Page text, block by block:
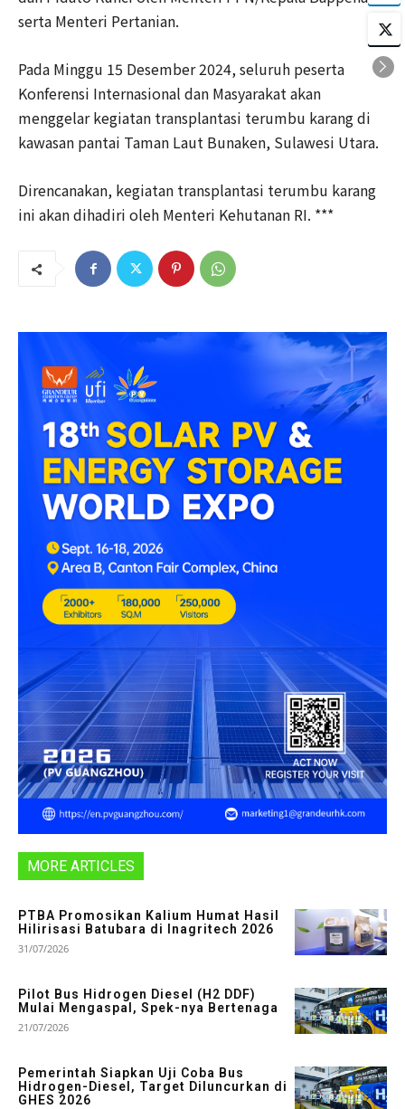
serta Menteri Pertanian.
Pada Minggu 15 Desember 2024, seluruh peserta
Konferensi Internasional dan Masyarakat akan
menggelar kegiatan transplantasi terumbu karang di
kawasan pantai Taman Laut Bunaken, Sulawesi Utara.
Direncanakan, kegiatan transplantasi terumbu karang
ini akan dihadiri oleh Menteri Kehutanan RI. ***
MORE ARTICLES
PTBA Promosikan Kalium Humat Hasil
Hilirisasi Batubara di Inagritech 2026
31/07/2026
Pilot Bus Hidrogen Diesel (H2 DDF)
Mulai Mengaspal, Spek-nya Bertenaga
21/07/2026
Pemerintah Siapkan Uji Coba Bus
Hidrogen-Diesel, Target Diluncurkan di
GHES 2026